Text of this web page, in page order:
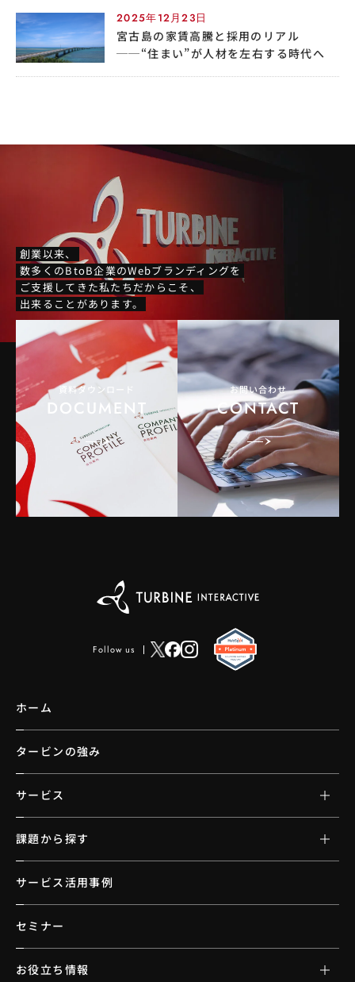
2025年12月23日
宮古島の家賃高騰と採用のリアル
──“住まい”が人材を左右する時代へ
創業以来、
数多くのBtoB企業のWebブランディングを
ご支援してきた私たちだからこそ、
出来ることがあります。
資料ダウンロード
DOCUMENT
お問い合わせ
CONTACT
Follow us
ホーム
タービンの強み
サービス
課題から探す
サービス活用事例
セミナー
お役立ち情報